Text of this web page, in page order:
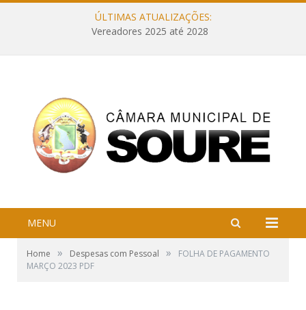
ÚLTIMAS ATUALIZAÇÕES:
Vereadores 2025 até 2028
MENU
Home » Despesas com Pessoal »
FOLHA DE PAGAMENTO
MARÇO 2023 PDF